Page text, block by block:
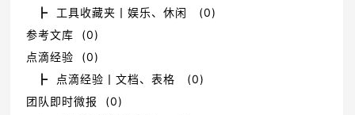
┣ 工具收藏夹丨娱乐、休闲 (0)
参考文库 (0)
点滴经验 (0)
┣ 点滴经验丨文档、表格 (0)
团队即时微报 (0)